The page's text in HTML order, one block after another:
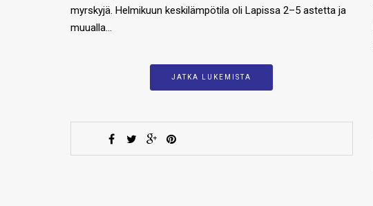
myrskyjä. Helmikuun keskilämpötila oli Lapissa 2–5 astetta ja
muualla…
JATKA LUKEMISTA